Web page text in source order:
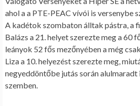
ahol a a PTE-PEAC vívói is versenybe
A kadétok szombaton álltak pástra, a
Balázs a 21. helyet szerezte meg a 60
leányok 52 fős mezőnyében a még
Liza a 10. helyezést szerezte meg,
negyeddöntőbe jutás során
szemben.